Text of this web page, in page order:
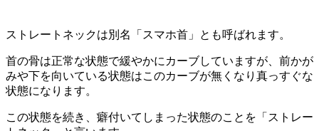
ストレートネックは別名「スマホ首」とも呼ばれます。
首の骨は正常な状態で緩やかにカーブしていますが、前かが
みや下を向いている状態はこのカーブが無くなり真っすぐな
状態になります。
この状態を続き、癖付いてしまった状態のことを「ストレー